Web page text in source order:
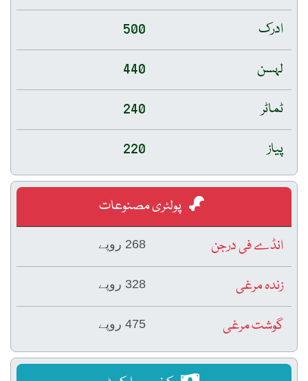
ادرک
500
لہسن
440
ٹماٹر
240
پیاز
220
پولٹری مصنوعات
انڈے فی درجن
268 روپے
زندہ مرغی 328 روپے
گوشت مرغی 475 روپے